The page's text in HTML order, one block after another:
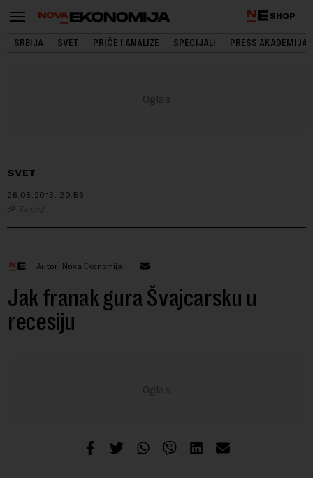
SHOP
SRBIJA SVET PRIČE I ANALIZE SPECIJALI PRESS AKADEMIJA
SVET
26.08.2015. 20:56
Tanjug
Autor: Nova Ekonomija
Jak franak gura Švajcarsku u
recesiju